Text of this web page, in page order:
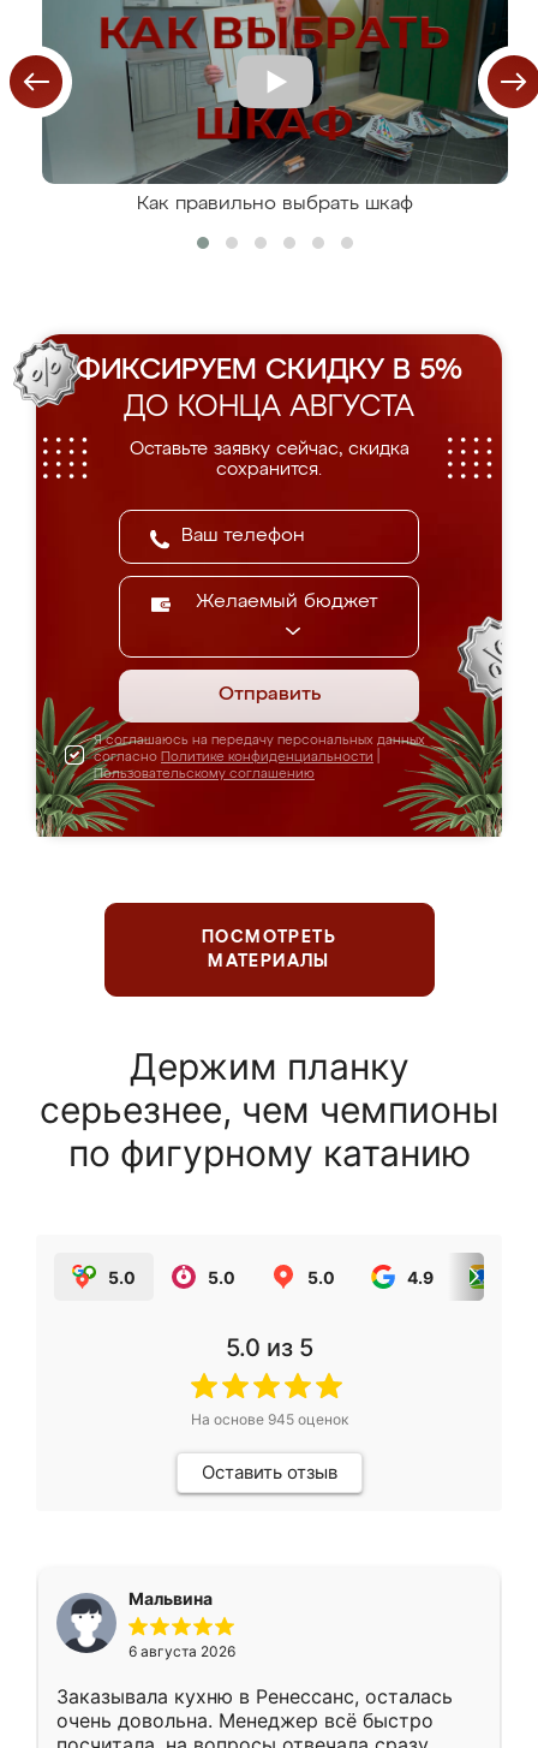
Как правильно выбрать шкаф
ФИКСИРУЕМ СКИДКУ В 5%
ДО КОНЦА АВГУСТА
Оставьте заявку сейчас, скидка
сохранится.
Желаемый бюджет
Отправить
Я соглашаюсь на передачу персональных данных
согласно Политике конфиденциальности
Пользовательскому соглашению
ПОСМОТРЕТЬ
МАТЕРИАЛЫ
Держим планку
серьезнее, чем чемпионы
по фигурному катанию
5.0 5.0 5.0 4.9
5.0 из 5
На основе 945оценок
Оставить отзыв
Мальвина
6 августа 2026
Заказывала кухню в Ренессанс, осталась
очень довольна. Менеджер всё быстро